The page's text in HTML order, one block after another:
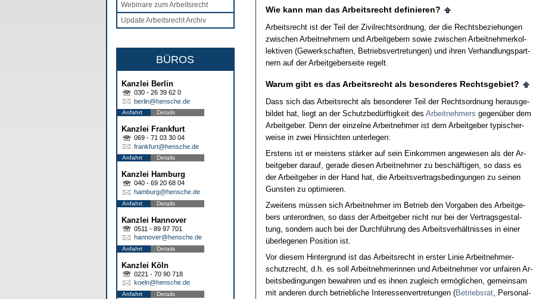
Webinare zum Arbeitsrecht
Update Arbeitsrecht Archiv
BÜROS
Kanzlei Berlin
030 - 26 39 62 0
berlin@hensche.de
Anfahrt Details
Kanzlei Frankfurt
069 - 71 03 30 04
frankfurt@hensche.de
Anfahrt Details
Kanzlei Hamburg
040 - 69 20 68 04
hamburg@hensche.de
Anfahrt Details
Kanzlei Hannover
0511 - 89 97 701
hannover@hensche.de
Anfahrt Details
Kanzlei Köln
0221 - 70 90 718
koeln@hensche.de
Anfahrt Details
Wie kann man das Ar­beits­recht de­fi­nie­ren?
Ar­beits­recht ist der Teil der Zi­vil­rechts­ord­nung, der die Rechts­be­zie­hun­gen
zwi­schen Ar­beit­neh­mern und Ar­beit­ge­bern so­wie zwi­schen Ar­beit­neh­mer­kol­
lek­ti­ven (Ge­werk­schaf­ten, Be­triebs­ver­tre­tun­gen) und ih­ren Ver­hand­lungs­part­
nern auf der Ar­beit­ge­ber­sei­te re­gelt.
War­um gibt es das Ar­beits­recht als be­son­de­res Rechts­ge­biet?
Dass sich das Ar­beits­recht als be­son­de­rer Teil der Rechts­ord­nung her­aus­ge­
bil­det hat, liegt an der Schutz­bedürf­tig­keit des Ar­beit­neh­mers ge­genüber dem
Ar­beit­ge­ber. Denn der ein­zel­ne Ar­beit­neh­mer ist dem Ar­beit­ge­ber ty­pi­scher­
wei­se in zwei Hin­sich­ten un­ter­le­gen:
Ers­tens ist er meis­tens stärker auf sein Ein­kom­men an­ge­wie­sen als der Ar­
beit­ge­ber dar­auf, ge­ra­de die­sen Ar­beit­neh­mer zu beschäfti­gen, so dass es
der Ar­beit­ge­ber in der Hand hat, die Ar­beits­ver­trags­be­din­gun­gen zu sei­nen
Guns­ten zu op­ti­mie­ren.
Zwei­tens müssen sich Ar­beit­neh­mer im Be­trieb den Vor­ga­ben des Ar­beit­ge­
bers un­ter­ord­nen, so dass der Ar­beit­ge­ber nicht nur bei der Ver­trags­ge­stal­
tung, son­dern auch bei der Durchführung des Ar­beits­verhält­nis­ses in ei­ner
über­le­ge­nen Po­si­ti­on ist.
Vor die­sem Hin­ter­grund ist das Ar­beits­recht in ers­ter Li­nie Ar­beit­neh­mer­
schutz­recht, d.h. es soll Ar­beit­neh­me­rin­nen und Ar­beit­neh­mer vor un­fai­ren Ar­
beits­be­din­gun­gen be­wah­ren und es ih­nen zu­gleich ermögli­chen, ge­mein­sam
mit an­de­ren durch be­trieb­li­che In­ter­es­sen­ver­tre­tun­gen (Be­triebs­rat, Per­so­nal­